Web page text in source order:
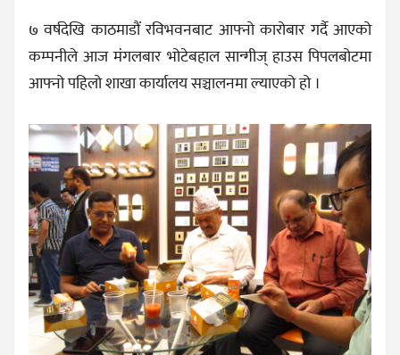
७ वर्षदेखि काठमाडौं रविभवनबाट आफ्नो कारोबार गर्दै आएको
कम्पनीले आज मंगलबार भोटेबहाल सान्गीज् हाउस पिपलबोटमा
आफ्नो पहिलो शाखा कार्यालय सञ्चालनमा ल्याएको हो ।